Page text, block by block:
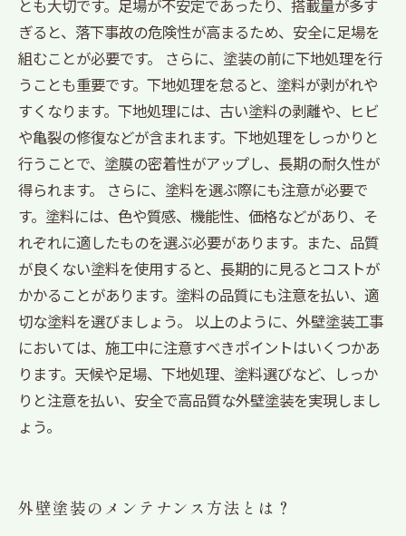
とも大切です。足場が不安定であったり、搭載量が多す
ぎると、落下事故の危険性が高まるため、安全に足場を
組むことが必要です。 さらに、塗装の前に下地処理を行
うことも重要です。下地処理を怠ると、塗料が剥がれや
すくなります。下地処理には、古い塗料の剥離や、ヒビ
や亀裂の修復などが含まれます。下地処理をしっかりと
行うことで、塗膜の密着性がアップし、長期の耐久性が
得られます。 さらに、塗料を選ぶ際にも注意が必要で
す。塗料には、色や質感、機能性、価格などがあり、そ
れぞれに適したものを選ぶ必要があります。また、品質
が良くない塗料を使用すると、長期的に見るとコストが
かかることがあります。塗料の品質にも注意を払い、適
切な塗料を選びましょう。 以上のように、外壁塗装工事
においては、施工中に注意すべきポイントはいくつかあ
ります。天候や足場、下地処理、塗料選びなど、しっか
りと注意を払い、安全で高品質な外壁塗装を実現しまし
ょう。
外壁塗装のメンテナンス方法とは？